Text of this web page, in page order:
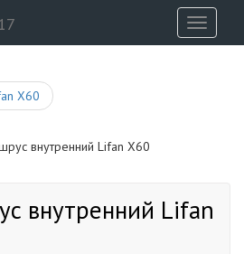
Toggle
X60
внутренний Lifan